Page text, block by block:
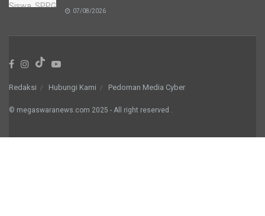
07/08/2026
Redaksi Hubungi Kami Pedoman Media Cyber
© megaswaranews.com 2025 - All right reserved